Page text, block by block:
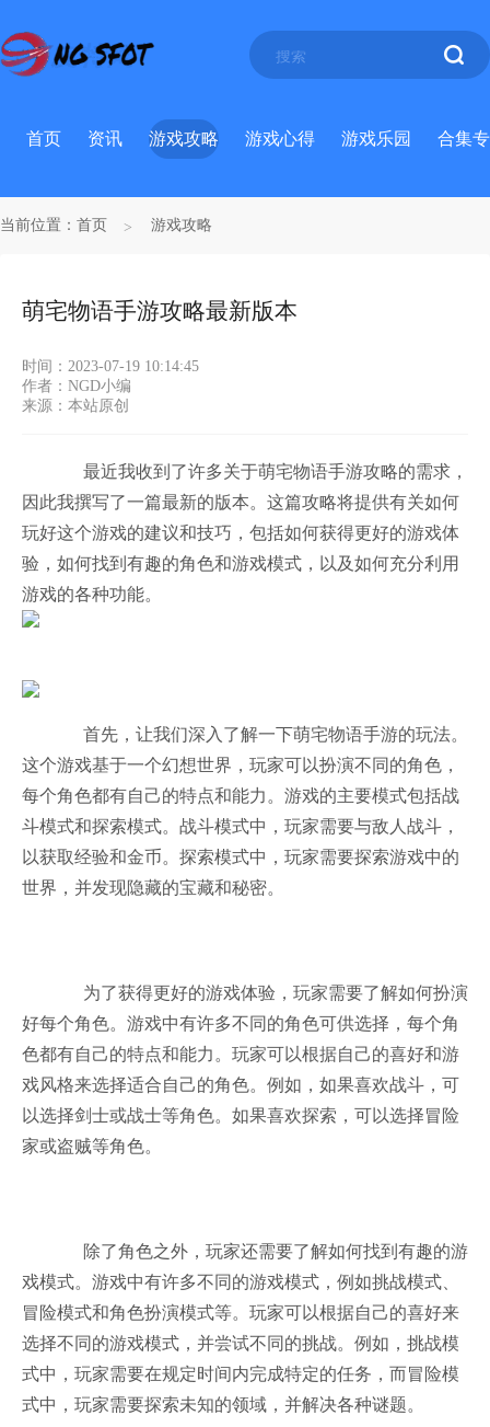
首页 资讯 游戏攻略 游戏心得 游戏乐园 合集
当前位置： 首页 游戏攻略
萌宅物语手游攻略最新版本
时间：2023-07-19 10:14:45
作者：NGD小编
来源：本站原创
最近我收到了许多关于萌宅物语手游攻略的需求，
因此我撰写了一篇最新的版本。这篇攻略将提供有关如何
玩好这个游戏的建议和技巧，包括如何获得更好的游戏体
验，如何找到有趣的角色和游戏模式，以及如何充分利用
游戏的各种功能。
首先，让我们深入了解一下萌宅物语手游的玩法。
这个游戏基于一个幻想世界，玩家可以扮演不同的角色，
每个角色都有自己的特点和能力。游戏的主要模式包括战
斗模式和探索模式。战斗模式中，玩家需要与敌人战斗，
以获取经验和金币。探索模式中，玩家需要探索游戏中的
世界，并发现隐藏的宝藏和秘密。
为了获得更好的游戏体验，玩家需要了解如何扮演
好每个角色。游戏中有许多不同的角色可供选择，每个角
色都有自己的特点和能力。玩家可以根据自己的喜好和游
戏风格来选择适合自己的角色。例如，如果喜欢战斗，可
以选择剑士或战士等角色。如果喜欢探索，可以选择冒险
家或盗贼等角色。
除了角色之外，玩家还需要了解如何找到有趣的游
戏模式。游戏中有许多不同的游戏模式，例如挑战模式、
冒险模式和角色扮演模式等。玩家可以根据自己的喜好来
选择不同的游戏模式，并尝试不同的挑战。例如，挑战模
式中，玩家需要在规定时间内完成特定的任务，而冒险模
式中，玩家需要探索未知的领域，并解决各种谜题。